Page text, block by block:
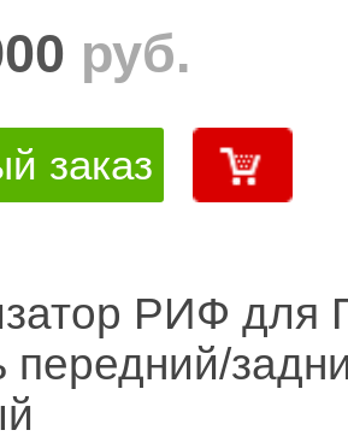
руб.
заказ
РИФ для
передний/